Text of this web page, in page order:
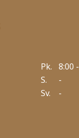
Pk.
8:00
S.
-
Sv.
-